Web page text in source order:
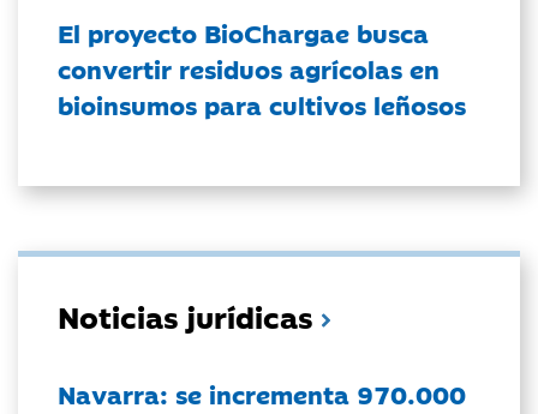
El proyecto BioChargae busca
convertir residuos agrícolas en
bioinsumos para cultivos leñosos
Noticias jurídicas
Navarra: se incrementa 970.000